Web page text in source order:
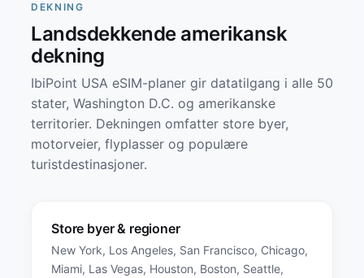
DEKNING
Landsdekkende amerikansk
dekning
IbiPoint USA eSIM-planer gir datatilgang i alle 50
stater, Washington D.C. og amerikanske
territorier. Dekningen omfatter store byer,
motorveier, flyplasser og populære
turistdestinasjoner.
Store byer & regioner
New York, Los Angeles, San Francisco, Chicago,
Miami, Las Vegas, Houston, Boston, Seattle,